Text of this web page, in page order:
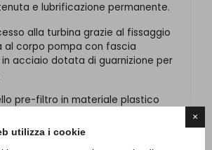
×
utilizza i cookie
e lubrificazione permanente.
alla turbina grazie al fissaggio
al corpo pompa con fascia
acciaio dotata di guarnizione per
pre-filtro in materiale plastico
di pompa esistente ti